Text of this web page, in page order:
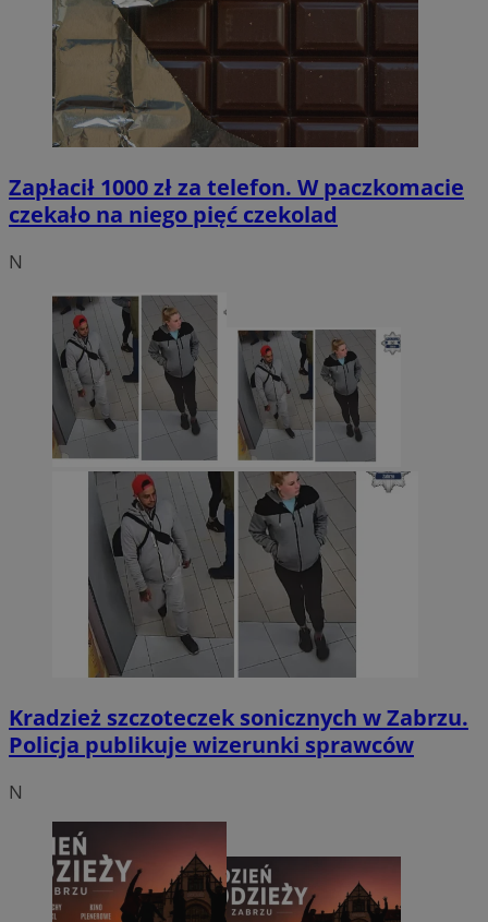
Zapłacił 1000 zł za telefon. W paczkomacie
czekało na niego pięć czekolad
N
Kradzież szczoteczek sonicznych w Zabrzu.
Policja publikuje wizerunki sprawców
N